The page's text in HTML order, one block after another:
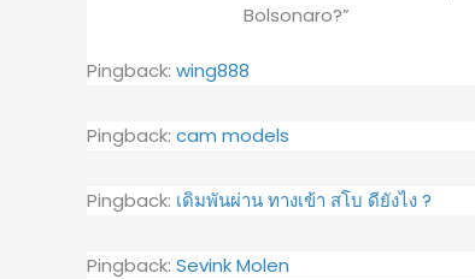
Bolsonaro?”
Pingback: wing888
Pingback: cam models
Pingback: เดิมพันผ่าน ทางเข้า สโบ ดียังไง ?
Pingback: Sevink Molen